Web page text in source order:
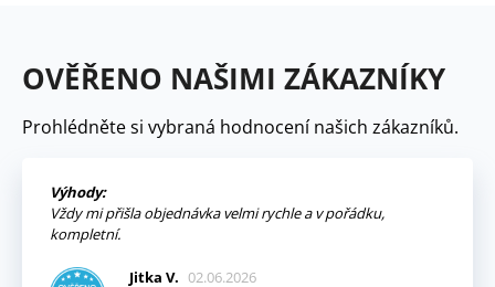
OVĚŘENO NAŠIMI ZÁKAZNÍKY
Prohlédněte si vybraná hodnocení našich zákazníků.
Výhody:
Vždy mi přišla objednávka velmi rychle a v pořádku,
kompletní.
Jitka V. 02.06.2026